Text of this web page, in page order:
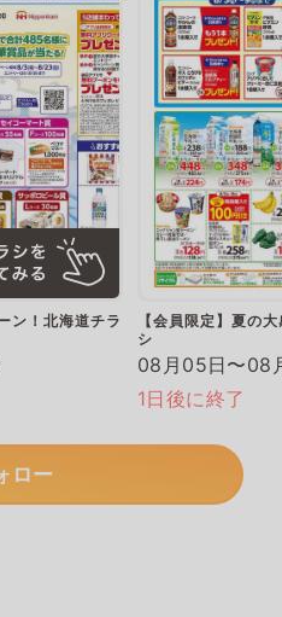
ン！北海道チラ
【会員限定】夏の
シ
08月05日〜08
1日後に終了
ロー